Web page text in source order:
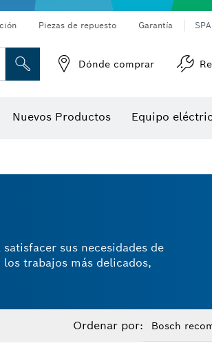
Piezas de repuesto Garantía
Dónde comprar
Nuevos Productos Equipo
sus necesidades de
trabajos más delicados,
Ordenar por: